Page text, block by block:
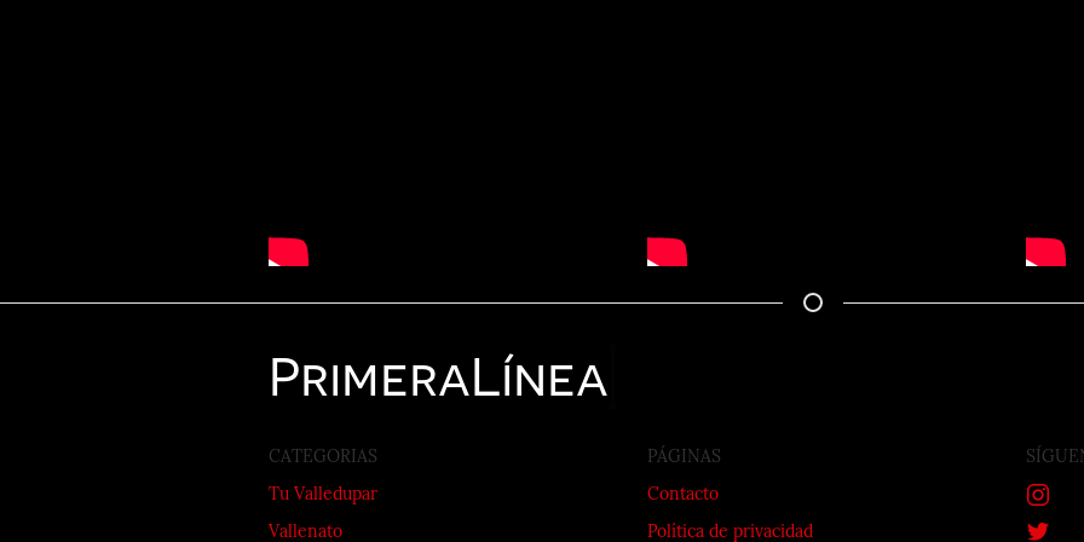
PrimeraLínea
CATEGORIAS
Tu Valledupar
Vallenato
PÁGINAS
Contacto
Política de privacidad